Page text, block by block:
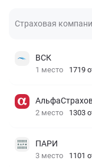
Страховая
ВСК
1 место 1719
2 место 1303
ПАРИ
3 место 1101